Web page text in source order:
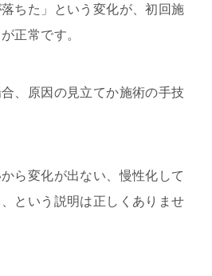
ちた」という変化が、初回施
正常です。
、原因の見立てか施術の手技
ら変化が出ない、慢性化して
という説明は正しくありませ